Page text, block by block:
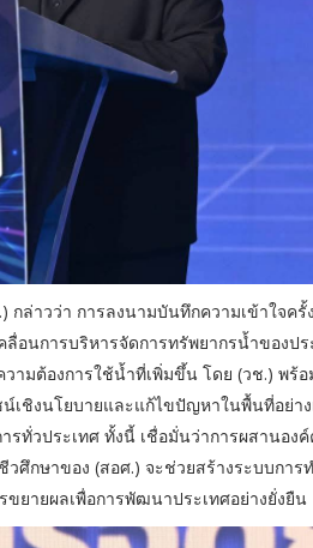
กล่าวว่า การลงนามบันทึกความเข้าใจค
อนการบริหารจัดการทรัพยากรน้ำของป
ามต้องการใช้น้ำที่เพิ่มขึ้น โดย (วช.) พร้
เชิงนโยบายและแก้ไขปัญหาในพื้นที่อย่า
ทั่วประเทศ ทั้งนี้ เชื่อมั่นว่าการผสานอง
ศึกษาของ (สอศ.) จะช่วยสร้างระบบการ
ยายผลเพื่อการพัฒนาประเทศอย่างยั่งยืน